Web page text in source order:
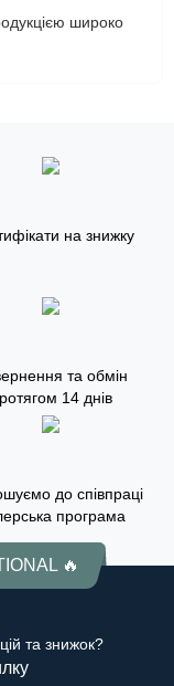
широко
на знижку
та обмін
14 днів
до співпраці
програма
🔥
та знижок?